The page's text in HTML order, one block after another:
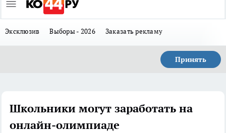
Эксклюзив Выборы - 2026 Заказать рекламу
Принять
Школьники могут заработать на
онлайн-олимпиаде